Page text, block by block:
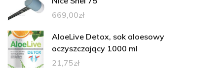
669,00zł
AloeLive Detox, sok aloesowy
oczyszczający 1000 ml
21,75zł